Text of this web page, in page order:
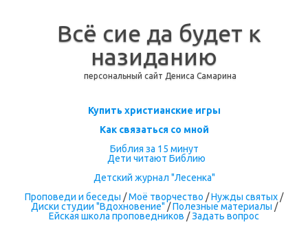
Всё сие да будет к
назиданию
персональный сайт Дениса Самарина
Перейти к содержимому
Купить христианские игры
Как связаться со мной
Библия за 15 минут
Дети читают Библию
Детский журнал "Лесенка"
Проповеди и беседы /Моё творчество /Нужды святых /
Диски студии "Вдохновение" /Полезные материалы /
Ейская школа проповедников /Задать вопрос